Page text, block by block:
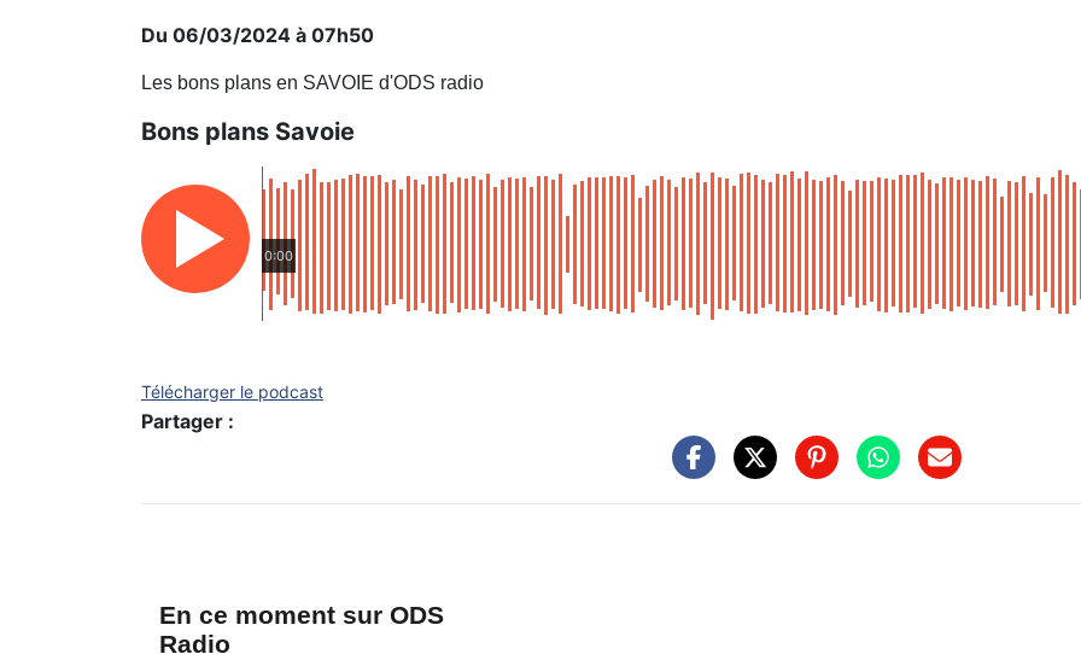
Du 06/03/2024 à 07h50
Les bons plans en SAVOIE d'ODS radio
Bons plans Savoie
0:00
Télécharger le podcast
Partager :
En ce moment sur ODS
Radio